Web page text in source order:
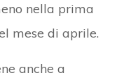
nella prima
mese di aprile.
anche a